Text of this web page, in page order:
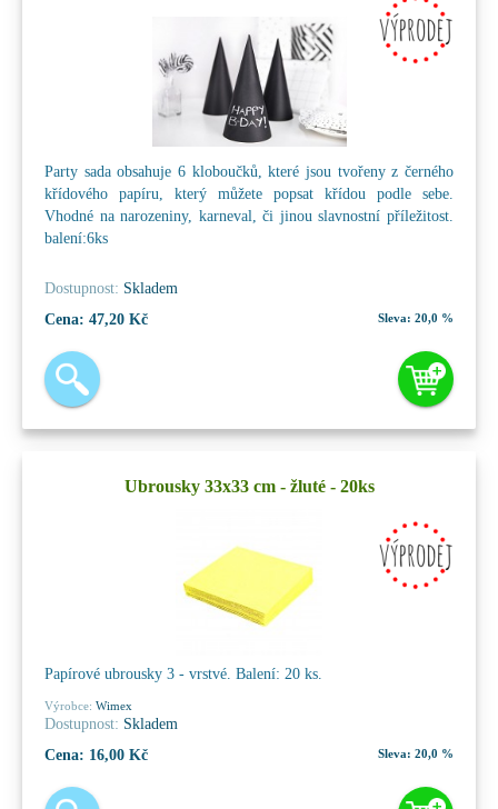
Party sada obsahuje 6 kloboučků, které jsou tvořeny z černého
křídového papíru, který můžete popsat křídou podle sebe.
Vhodné na narozeniny, karneval, či jinou slavnostní příležitost.
balení:6ks
Dostupnost: Skladem
Cena: 47,20 Kč Sleva: 20,0 %
Ubrousky 33x33 cm - žluté - 20ks
Papírové ubrousky 3 - vrstvé. Balení: 20 ks.
Výrobce: Wimex
Dostupnost: Skladem
Cena: 16,00 Kč Sleva: 20,0 %